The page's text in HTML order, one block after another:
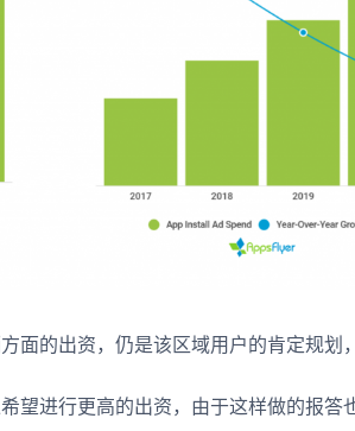
面的出资，仍是该区域用户的肯定规划
望进行更高的出资，由于这样做的报答